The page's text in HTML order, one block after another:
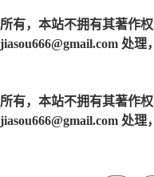
有，本站不拥有其著作
处
有，本站不拥有其著作
处